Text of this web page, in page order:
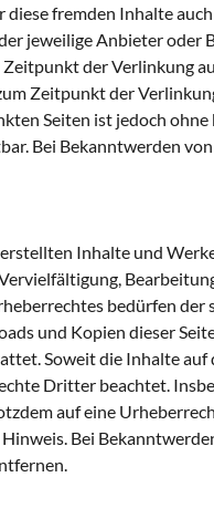
diese fremden Inhalte
jeweilige Anbieter oder
der Verlinkung
Zeitpunkt der
Seiten ist jedoch
Bei Bekanntwerden
Inhalte und
bedürfen
und Kopien dieser
Soweit die Inhalte
Dritter beachtet.
auf eine
Bei